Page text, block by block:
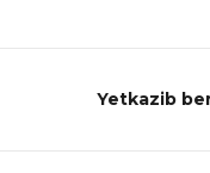
Yetkazib